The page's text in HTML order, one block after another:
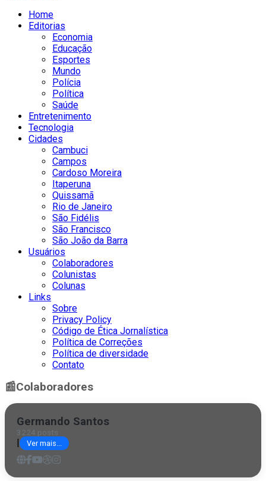
Home
Editorias
Economia
Educação
Esportes
Mundo
Polícia
Política
Saúde
Entretenimento
Tecnologia
Cidades
Cambuci
Campos
Cardoso Moreira
Itaperuna
Quissamã
Rio de Janeiro
São Fidélis
São Francisco
São João da Barra
Usuários
Colaboradores
Colunistas
Colunas
Links
Sobre
Privacy Policy
Código de Ética Jornalística
Política de Correções
Política de diversidade
Contato
📰Colaboradores
Germando Santos
3224 posts
| Ver mais...